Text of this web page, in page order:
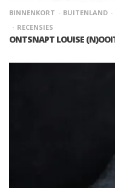
BINNENKORT BUITENLAND
RECENSIES
ONTSNAPT LOUISE